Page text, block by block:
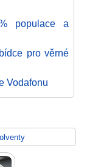
populace a
pro věrné
Vodafonu